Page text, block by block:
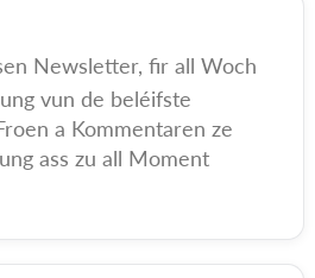
Newsletter, fir all Woch
vun de beléifste
a Kommentaren ze
ass zu all Moment